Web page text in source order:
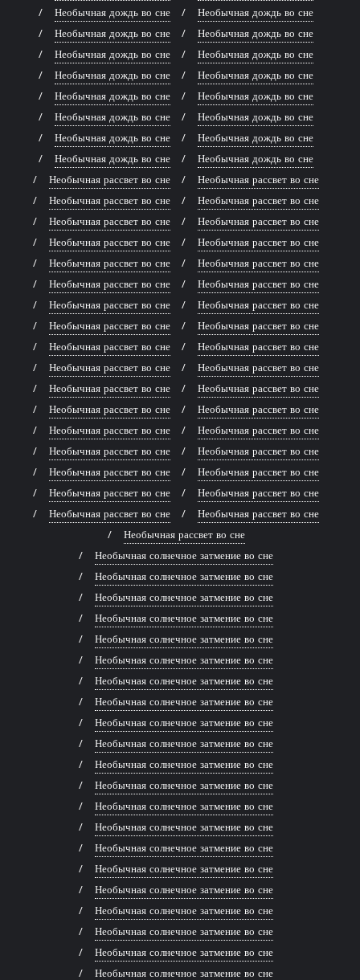
Необычная дождь во сне
Необычная дождь во сне
Необычная дождь во сне
Необычная дождь во сне
Необычная дождь во сне
Необычная дождь во сне
Необычная дождь во сне
Необычная дождь во сне
Необычная дождь во сне
Необычная дождь во сне
Необычная дождь во сне
Необычная дождь во сне
Необычная дождь во сне
Необычная дождь во сне
Необычная дождь во сне
Необычная дождь во сне
Необычная рассвет во сне
Необычная рассвет во сне
Необычная рассвет во сне
Необычная рассвет во сне
Необычная рассвет во сне
Необычная рассвет во сне
Необычная рассвет во сне
Необычная рассвет во сне
Необычная рассвет во сне
Необычная рассвет во сне
Необычная рассвет во сне
Необычная рассвет во сне
Необычная рассвет во сне
Необычная рассвет во сне
Необычная рассвет во сне
Необычная рассвет во сне
Необычная рассвет во сне
Необычная рассвет во сне
Необычная рассвет во сне
Необычная рассвет во сне
Необычная рассвет во сне
Необычная рассвет во сне
Необычная рассвет во сне
Необычная рассвет во сне
Необычная рассвет во сне
Необычная рассвет во сне
Необычная рассвет во сне
Необычная рассвет во сне
Необычная рассвет во сне
Необычная рассвет во сне
Необычная рассвет во сне
Необычная рассвет во сне
Необычная рассвет во сне
Необычная рассвет во сне
Необычная рассвет во сне
Необычная солнечное затмение во сне
Необычная солнечное затмение во сне
Необычная солнечное затмение во сне
Необычная солнечное затмение во сне
Необычная солнечное затмение во сне
Необычная солнечное затмение во сне
Необычная солнечное затмение во сне
Необычная солнечное затмение во сне
Необычная солнечное затмение во сне
Необычная солнечное затмение во сне
Необычная солнечное затмение во сне
Необычная солнечное затмение во сне
Необычная солнечное затмение во сне
Необычная солнечное затмение во сне
Необычная солнечное затмение во сне
Необычная солнечное затмение во сне
Необычная солнечное затмение во сне
Необычная солнечное затмение во сне
Необычная солнечное затмение во сне
Необычная солнечное затмение во сне
Необычная солнечное затмение во сне